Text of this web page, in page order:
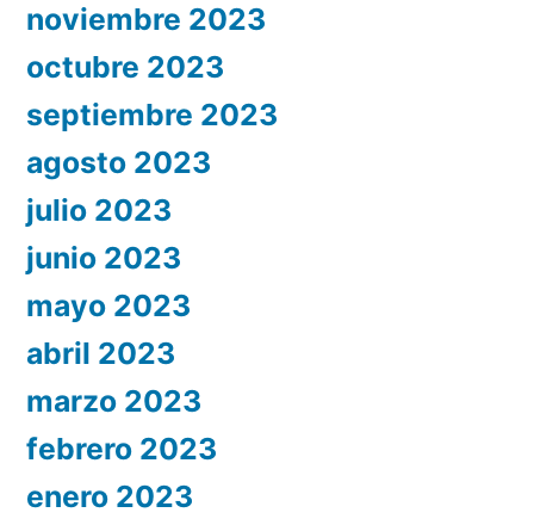
noviembre 2023
octubre 2023
septiembre 2023
agosto 2023
julio 2023
junio 2023
mayo 2023
abril 2023
marzo 2023
febrero 2023
enero 2023